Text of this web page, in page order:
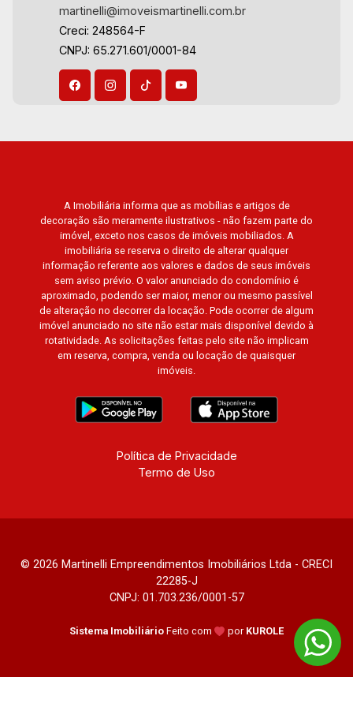
Robespierre, Cedro, Dinamarca, Portes du Soleil,
Solo, Cambuí, Philadelphia, Victória Hill, San
Pierre, Estocolmo, La Défense, Toulouse, Saint
Quebec, Blue Note, Noruega, Normandie, Jataí,
Via Frattina e Triomphe. Avenida João Fiúsa, 1051
martinelli@imoveismartinelli.com.br
Creci: 248564-F
CNPJ: 65.271.601/0001-84
A Imobiliária informa que as mobílias e artigos de
decoração são meramente ilustrativos - não fazem parte do
imóvel, exceto nos casos de imóveis mobiliados. A
imobiliária se reserva o direito de alterar qualquer
informação referente aos valores e dados de seus imóveis
sem aviso prévio. O valor anunciado do condomínio é
aproximado, podendo ser maior, menor ou mesmo passível
de alteração no decorrer da locação. Pode ocorrer de algum
imóvel anunciado no site não estar mais disponível devido à
rotatividade. As solicitações feitas pelo site não implicam
em reserva, compra, venda ou locação de quaisquer
imóveis.
Política de Privacidade
Termo de Uso
© 2026 Martinelli Empreendimentos Imobiliários Ltda - CRECI
22285-J
CNPJ: 01.703.236/0001-57
Sistema Imobiliário Feito com por KUROLE